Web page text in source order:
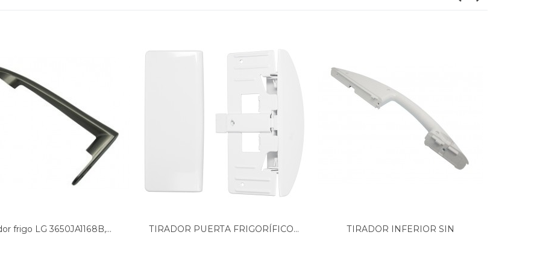
D70540N
D70540N
frigo LG 3650JA1168B,... TIRADOR PUERTA FRIGORÍFICO...
TIRADOR INFERIOR SIN